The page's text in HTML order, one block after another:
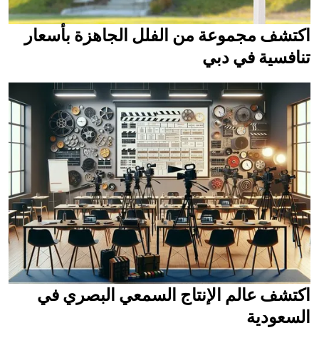
اكتشف مجموعة من الفلل الجاهزة بأسعار
تنافسية في دبي
اكتشف عالم الإنتاج السمعي البصري في
السعودية